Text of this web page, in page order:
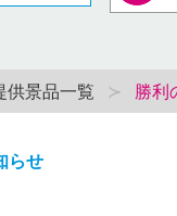
供景品一覧 勝利
らせ